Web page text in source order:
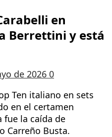
en
Berrettini y está
de 2026 0
Ten italiano en sets
en el certamen
fue la caída de
Carreño Busta.